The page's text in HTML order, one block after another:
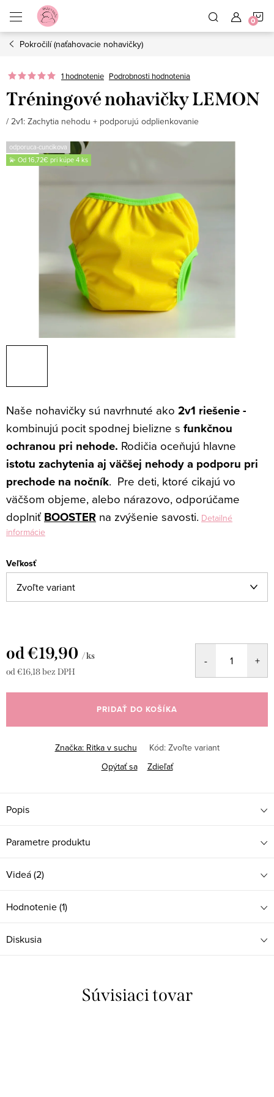
obsah
Pokročilí (naťahovacie nohavičky)
1 hodnotenie Podrobnosti hodnotenia
Tréningové nohavičky LEMON
/ 2v1: Zachytia nehodu + podporujú odplienkovanie
odporuca-cuncikova
💫 Od 16,72€ pri kúpe 4 ks
Naše nohavičky sú navrhnuté ako 2v1 riešenie -
kombinujú pocit spodnej bielizne s funkčnou
ochranou pri nehode. Rodičia oceňujú hlavne
istotu zachytenia aj väčšej nehody a podporu pri
prechode na nočník. Pre deti, ktoré cikajú vo
väčšom objeme, alebo nárazovo, odporúčame
doplniť BOOSTER na zvýšenie savosti. Detailné
informácie
Veľkosť
od€19,90 / ks
od€16,18bez DPH
cena:
PRIDAŤ DO KOŠÍKA
Značka: Ritka v suchu Kód: Zvoľte variant
Opýtať sa
Zdieľať
Popis
Parametre produktu
Videá (2)
Hodnotenie (1)
Diskusia
Súvisiaci tovar